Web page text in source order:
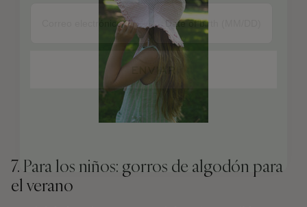
7. Para los niños: gorros de algodón para
el verano
ENVIAR